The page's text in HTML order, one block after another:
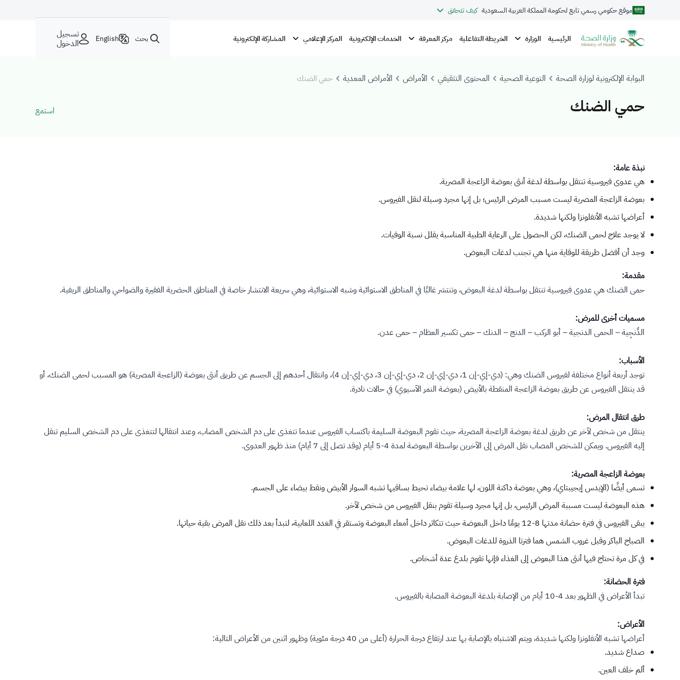
موقع حكومي رسمي تابع لحكومة المملكة العربية السعودية كيف تتحقق
الرئيسية الوزارة الخريطة التفاعلية مركز المعرفة الخدمات الإلكترونية المركز الإعلامي المشاركة الإلكترونية بحث English تسجيل
الدخول
البوابة الإلكترونية لوزارة الصحة التوعية الصحية المحتوى التثقيفي الأمراض الأمراض المعدية حمي الضنك
حمي الضنك استمع
​نبذة عامة:
هي عدوى فيروسية تنتقل بواسطة لدغة أنثى بعوضة الزاعجة المصرية.
بعوضة الزاعجة المصرية ليست مسبب المرض الرئيس؛ بل إنها مجرد وسيلة لنقل الفيروس.
أعراضها تشبه الأنفلونزا ولكنها شديدة.
لا يوجد علاج لحمى الضنك، لكن الحصول على الرعاية الطبية المناسبة يقلل نسبة الوفيات.
وجد أن أفضل طريقة للوقاية منها هي تجنب لدغات البعوض.
مقدمة:
حمى الضنك هي عدوى فيروسية تنتقل بواسطة لدغة البعوض، وتنتشر غالبًا في المناطق الاستوائية وشبه الاستوائية، وهي سريعة الانتشار خاصة في المناطق الحضرية الفقيرة والضواحي والمناطق الريفية.
مسميات أخرى للمرض:
الدِّنجِية – الحمى الدنجية – أبو الركب – الدنج – الدنك – حمى تكسير العظام – حمى عدن.
الأسباب:
توجد أربعة أنواع مختلفة لفيروس الضنك وهي: (دي-إي-إن 1، دي-إي-إن 2، دي-إي-إن 3، دي-إي-إن 4)، وانتقال أحدهم إلى الجسم عن طريق أنثى بعوضة (الزاعجة المصرية) هو المسبب لحمى الضنك، أو
قد ينتقل الفيروس عن طريق بعوضة الزاعجة المنقطة بالأبيض (بعوضة النمر الآسيوي) في حالات نادرة.
طرق انتقال المرض:
ينتقل من شخص لآخر عن طريق لدغة بعوضة الزاعجة المصرية، حيث تقوم البعوضة السليمة باكتساب الفيروس عندما تتغذى على دم الشخص المصاب، وعند انتقالها لتتغذى على دم الشخص السليم تنقل
إليه الفيروس. ويمكن للشخص المصاب نقل المرض إلى الآخرين بواسطة البعوضة لمدة 4-5 أيام (وقد تصل إلى 7 أيام) منذ ظهور العدوى.
بعوضة الزاعجة المصرية:
تسمى أيضًا (الإيدس إيجيبتاي)، وهي بعوضة داكنة اللون، لها علامة بيضاء تحيط بساقيها تشبه السوار الأبيض ونقط بيضاء على الجسم.
هذه البعوضة ليست مسببة المرض الرئيس، بل إنها مجرد وسيلة تقوم بنقل الفيروس من شخص لآخر.
يبقى الفيروس في فترة حضانة مدتها 8-12 يومًا داخل البعوضة حيث تتكاثر داخل أمعاء البعوضة وتستقر في الغدد اللعابية، لتبدأ بعد ذلك نقل المرض بقية حياتها.
الصباح الباكر وقبل غروب الشمس هما فترتا الذروة للدغات البعوض.
في كل مرة تحتاج فيها أنثى هذا البعوض إلى الغذاء فإنها تقوم بلدغ عدة أشخاص.
فترة الحضانة:
تبدأ الأعراض في الظهور بعد 4-10 أيام من الإصابة بلدغة البعوضة المصابة بالفيروس.
الأعراض:
أعراضها تشبه الأنفلونزا ولكنها شديدة، ويتم الاشتباه بالإصابة بها عند ارتفاع درجة الحرارة (أعلى من 40 درجة مئوية) وظهور اثنين من الأعراض التالية:
صداع شديد.
ألم خلف العين.